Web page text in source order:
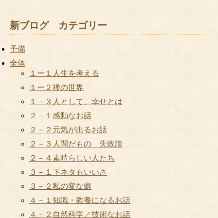
新ブログ カテゴリー
予備
全体
１ー１人生を考える
１ー２禅の世界
１－３人として、幸せとは
２－１感動なお話
２－２元気が出るお話
２－３人間だもの 失敗談
２－４素晴らしい人たち
３－１下ネタもいいさ
３－２私の変な癖
４－１知識・教養になるお話
４－２自然科学／技術なお話